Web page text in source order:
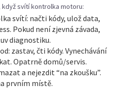
svítí kontrolka motoru:
svítí: načti kódy, ulož data,
Pokud není zjevná závada,
diagnostiku.
zastav, čti kódy. Vynechávání
Opatrně domů/servis.
a nejezdit “na zkoušku”.
prvním místě.